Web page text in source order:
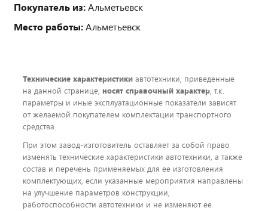
Покупатель из:Альметьевск
Место работы:Альметьевск
Технические характеристики автотехники, приведенные
на данной странице, носят справочный характер, т.к.
параметры и иные эксплуатационные показатели зависят
от желаемой покупателем комплектации транспортного
средства.
При этом завод-изготовитель оставляет за собой право
изменять технические характеристики автотехники, а также
состав и перечень применяемых для ее изготовления
комплектующих, если указанные мероприятия направлены
на улучшение параметров конструкции,
работоспособности автотехники и не изменяют ее